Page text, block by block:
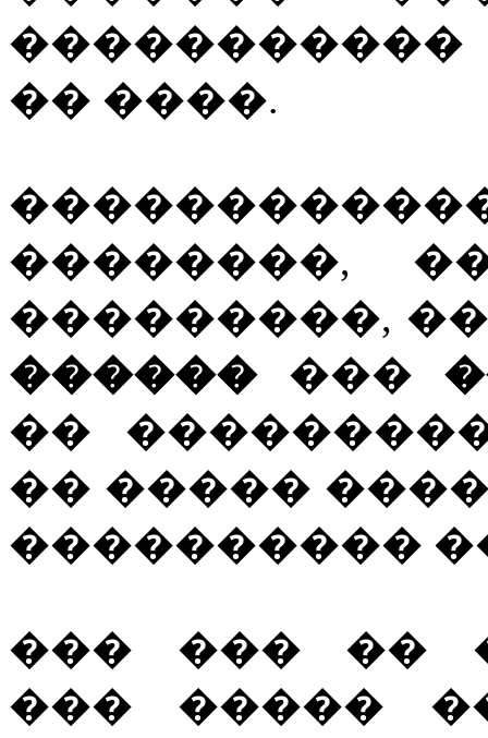
�� ����.
��������,
���������,
���������
��
�� �����
����������
��� ��� ��
��� �����